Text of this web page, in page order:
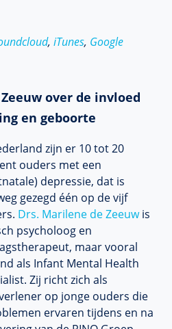
, iTunes, Google
over de invloed
en geboorte
zijn er 10 tot 20
ouders met een
depressie, dat is
gezegd één op de vijf
Drs. Marilene de Zeeuwis
psycholoog en
maar vooral
als Infant Mental Health
Zij richt zich als
op jonge ouders die
ervaren tijdens en na